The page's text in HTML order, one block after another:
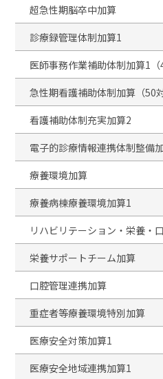
超急性期脳卒中加算
診療録管理体制加算1
医師事務作業補助体制加算1（
急性期看護補助体制加算（50対
看護補助体制充実加算2
電子的診療情報連携体制整備
療養環境加算
療養病棟療養環境加算1
リハビリテーション・栄養・
栄養サポートチーム加算
口腔管理連携加算
重症者等療養環境特別加算
医療安全対策加算1
医療安全地域連携加算1